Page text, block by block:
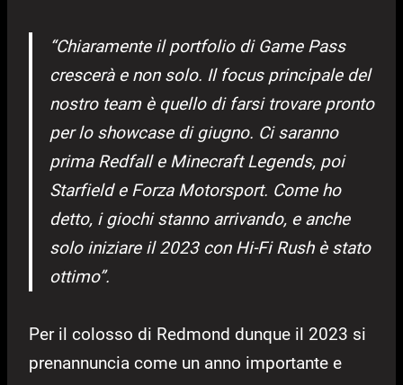
“Chiaramente il portfolio di Game Pass
crescerà e non solo. Il focus principale del
nostro team è quello di farsi trovare pronto
per lo showcase di giugno. Ci saranno
prima Redfall e Minecraft Legends, poi
Starfield e Forza Motorsport. Come ho
detto, i giochi stanno arrivando, e anche
solo iniziare il 2023 con Hi-Fi Rush è stato
ottimo”.
Per il colosso di Redmond dunque il 2023 si
prenannuncia come un anno importante e